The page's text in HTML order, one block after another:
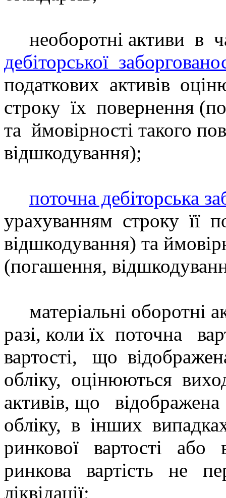
необоротні активи в
дебіторської
податкових активів
строку їх повернення
та ймовірності такого
відшкодування);
поточна дебіторська
урахуванням строку її
відшкодування) та ймов
(погашення,
матеріальні оборотні
разі, коли їх поточна
вартості,
що
обліку, оцінюються
активів, що
відображена
обліку, в інших
ринкової
вартості або
ринкова
вартість не
ліквідації;